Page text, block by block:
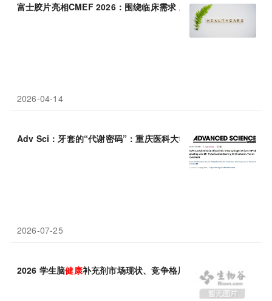
富士胶片亮相CMEF 2026：围绕临床需求 助力健康中国
2026-04-14
Adv Sci：牙套的“代谢密码”：重庆医科大学郑雷蕾/徐小惠揭示
2026-07-25
2026 学生脑健康补充剂市场现状、竞争格局深度分析